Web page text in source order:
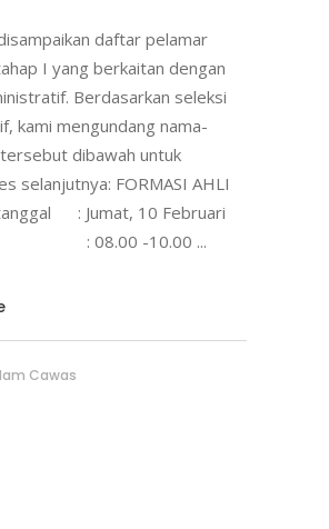
daftar pelamar
I yang berkaitan dengan
Berdasarkan seleksi
kami mengundang nama-
dibawah untuk
selanjutnya: FORMASI AHLI
: Jumat, 10 Februari
: 08.00 -10.00
Cawas